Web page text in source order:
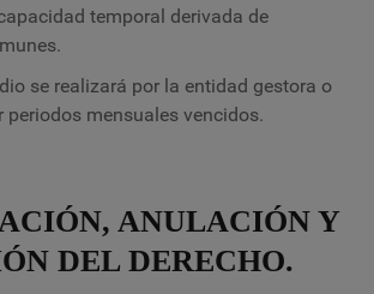
temporal derivada de
se realizará por la entidad gestora o
periodos mensuales vencidos.
ANULACIÓN Y
DEL DERECHO.